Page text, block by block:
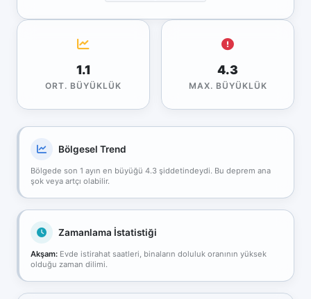
1.1
ORT. BÜYÜKLÜK
4.3
MAX. BÜYÜKLÜK
Bölgesel Trend
Bölgede son 1 ayın en büyüğü 4.3 şiddetindeydi. Bu deprem ana
şok veya artçı olabilir.
Zamanlama İstatistiği
Akşam: Evde istirahat saatleri, binaların doluluk oranının yüksek
olduğu zaman dilimi.